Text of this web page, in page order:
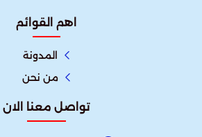
اهم القوائم
المدونة
من نحن
تواصل معنا الان